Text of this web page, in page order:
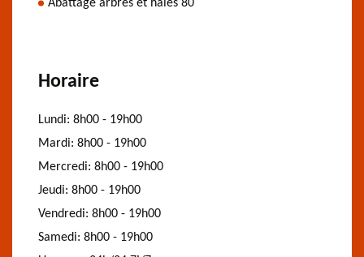
Abattage arbres et haies 80
Horaire
Lundi: 8h00 - 19h00
Mardi: 8h00 - 19h00
Mercredi: 8h00 - 19h00
Jeudi: 8h00 - 19h00
Vendredi: 8h00 - 19h00
Samedi: 8h00 - 19h00